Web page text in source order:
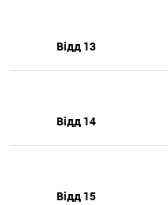
Відд 13
Відд 14
Відд 15